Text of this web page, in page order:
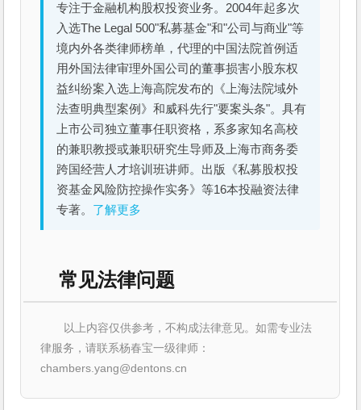
专注于金融机构股权投资业务。2004年起多次
入选The Legal 500"私募基金"和"公司与商业"等
境内外各类律师榜单，代理的中国法院首例适
用外国法律审理外国公司的董事损害小股东权
益纠纷案入选上海高院发布的《上海法院域外
法查明典型案例》和威科先行"要案头条"。具有
上市公司独立董事任职资格，系多家知名高校
的兼职教授或兼职研究生导师及上海市商务委
跨国经营人才培训班讲师。出版《私募股权投
资基金风险防控操作实务》等16本投融资法律
专著。 了解更多
常见法律问题
以上内容仅供参考，不构成法律意见。如需专业法
律服务，请联系杨春宝一级律师：
chambers.yang@dentons.cn